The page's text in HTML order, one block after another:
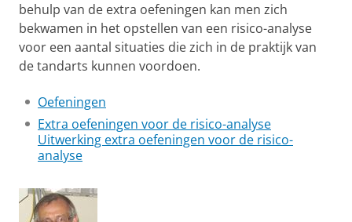
behulp van de extra oefeningen kan men zich
bekwamen in het opstellen van een risico-analyse
voor een aantal situaties die zich in de praktijk van
de tandarts kunnen voordoen.
Oefeningen
Extra oefeningen voor de risico-analyse
Uitwerking extra oefeningen voor de risico-
analyse